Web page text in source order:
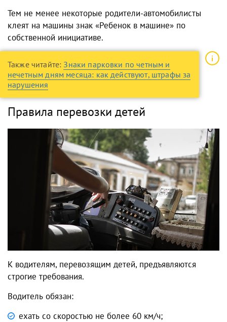
Тем не менее некоторые родители-автомобилисты
клеят на машины знак «Ребенок в машине» по
собственной инициативе.
Также читайте:Знаки парковки по четным и
нечетным дням месяца: как действуют, штрафы за
нарушения
Правила перевозки детей
К водителям, перевозящим детей, предъявляются
строгие требования.
Водитель обязан:
ехать со скоростью не более 60 км/ч;